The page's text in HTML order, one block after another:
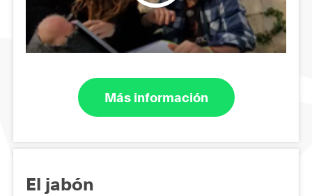
Más información
El jabón